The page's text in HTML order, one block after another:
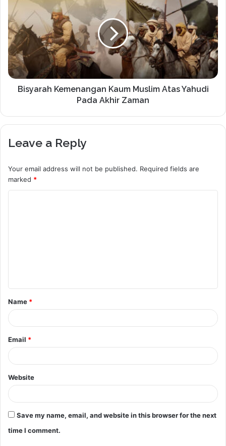
Bisyarah Kemenangan Kaum Muslim Atas Yahudi
Pada Akhir Zaman
Leave a Reply
Your email address will not be published. Required fields are
marked *
t
*
Name *
Email *
Website
Save my name, email, and website in this browser for the next
time I comment.